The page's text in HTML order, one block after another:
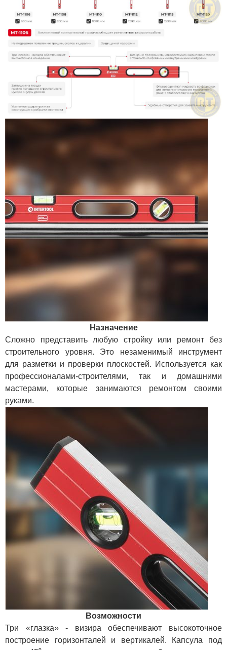
Назначение
Сложно представить любую стройку или ремонт без
строительного уровня. Это незаменимый инструмент
для разметки и проверки плоскостей. Используется как
профессионалами-строителями, так и домашними
мастерами, которые занимаются ремонтом своими
руками.
Возможности
Три «глазка» - визира обеспечивают высокоточное
построение горизонталей и вертикалей. Капсула под